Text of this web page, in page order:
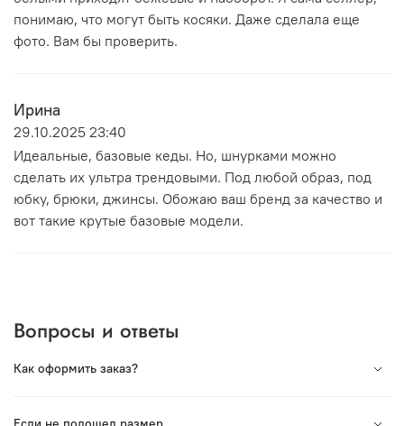
понимаю, что могут быть косяки. Даже сделала еще
фото. Вам бы проверить.
Ирина
29.10.2025 23:40
Идеальные, базовые кеды. Но, шнурками можно
сделать их ультра трендовыми. Под любой образ, под
юбку, брюки, джинсы. Обожаю ваш бренд за качество и
вот такие крутые базовые модели.
Вопросы и ответы
Как оформить заказ?